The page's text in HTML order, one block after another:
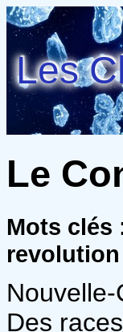
Les
Le
Mots clés
Des